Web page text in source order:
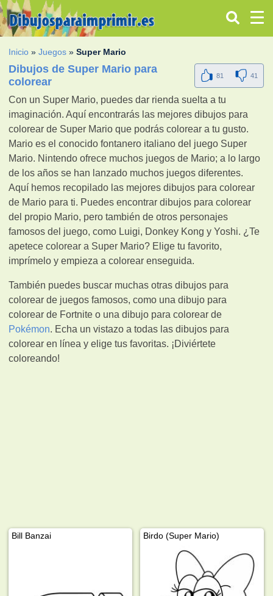
Inicio »Juegos »Super Mario
Dibujos de Super Mario para
colorear
81 41
Con un Super Mario, puedes dar rienda suelta a tu
imaginación. Aquí encontrarás las mejores dibujos para
colorear de Super Mario que podrás colorear a tu gusto.
Mario es el conocido fontanero italiano del juego Super
Mario. Nintendo ofrece muchos juegos de Mario; a lo largo
de los años se han lanzado muchos juegos diferentes.
Aquí hemos recopilado las mejores dibujos para colorear
de Mario para ti. Puedes encontrar dibujos para colorear
del propio Mario, pero también de otros personajes
famosos del juego, como Luigi, Donkey Kong y Yoshi. ¿Te
apetece colorear a Super Mario? Elige tu favorito,
imprímelo y empieza a colorear enseguida.
También puedes buscar muchas otras dibujos para
colorear de juegos famosos, como una dibujo para
colorear de Fortnite o una dibujo para colorear de
Pokémon. Echa un vistazo a todas las dibujos para
colorear en línea y elige tus favoritas. ¡Diviértete
coloreando!
Bill Banzai Birdo (Super Mario)